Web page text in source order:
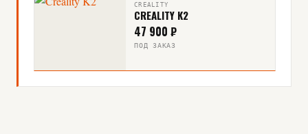
CREALITY
CREALITY K2
47 900 ₽
ПОД ЗАКАЗ